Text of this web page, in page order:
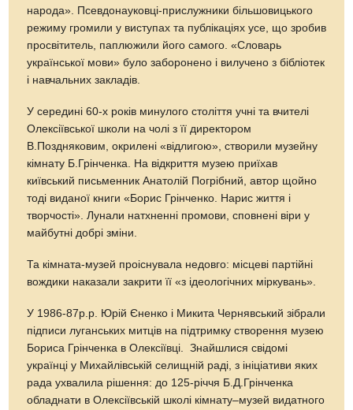
народа». Псевдонауковці-прислужники більшовицького
режиму громили у виступах та публікаціях усе, що зробив
просвітитель, паплюжили його самого. «Словарь
української мови» було заборонено і вилучено з бібліотек
і навчальних закладів.
У середині 60-х років минулого століття учні та вчителі
Олексіївської школи на чолі з її директором
В.Поздняковим, окрилені «відлигою», створили музейну
кімнату Б.Грінченка. На відкриття музею приїхав
київський письменник Анатолій Погрібний, автор щойно
тоді виданої книги «Борис Грінченко. Нарис життя і
творчості». Лунали натхненні промови, сповнені віри у
майбутні добрі зміни.
Та кімната-музей проіснувала недовго: місцеві партійні
вождики наказали закрити її «з ідеологічних міркувань».
У 1986-87р.р. Юрій Єненко і Микита Чернявський зібрали
підписи луганських митців на підтримку створення музею
Бориса Грінченка в Олексіївці. Знайшлися свідомі
українці у Михайлівській селищній раді, з ініціативи яких
рада ухвалила рішення: до 125-річчя Б.Д.Грінченка
обладнати в Олексіївській школі кімнату–музей видатного